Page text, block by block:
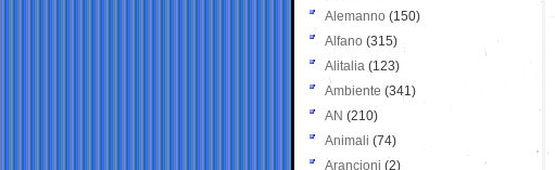
Alemanno (150)
Alfano (315)
Alitalia (123)
Ambiente (341)
AN (210)
Animali (74)
Arancioni (2)